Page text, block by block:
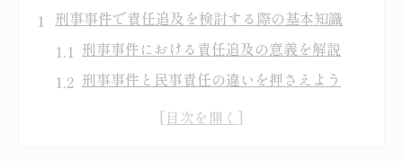
刑事事件で責任追及を検討する際の基本知識
刑事事件における責任追及の意義を解説
刑事事件と民事責任の違いを押さえよう
刑事事件の責任追及で重要な判断基準